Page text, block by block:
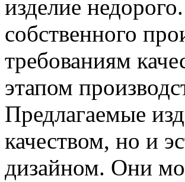
изделие
собственного
требованиям
этапом
Предлагаемые
качеством, но и
дизайном. Они